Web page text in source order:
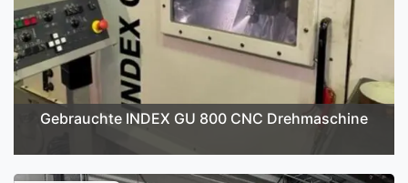
Gebrauchte INDEX GU 800 CNC Drehmaschine